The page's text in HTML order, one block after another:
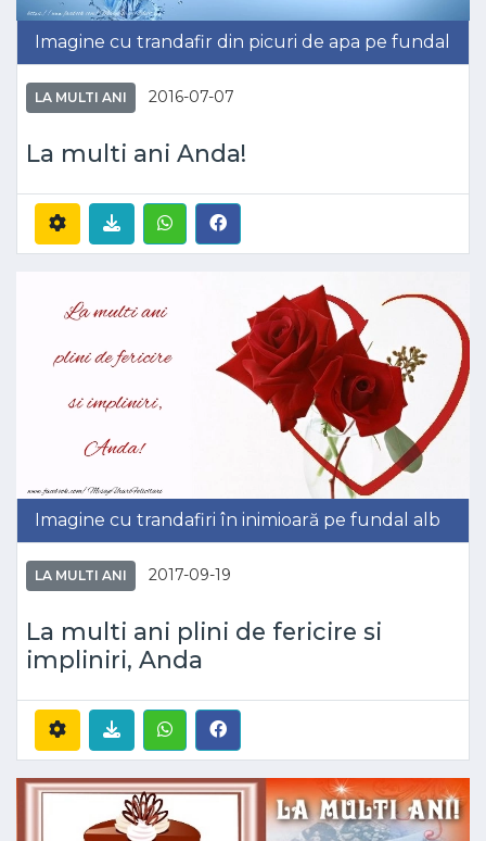
Imagine cu trandafir din picuri de apa pe fundal
LA MULTI ANI 2016-07-07
La multi ani Anda!
Imagine cu trandafiri în inimioară pe fundal alb
LA MULTI ANI 2017-09-19
La multi ani plini de fericire si
impliniri, Anda